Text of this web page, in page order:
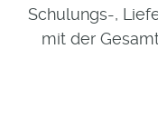
Schulungs-,
mit der